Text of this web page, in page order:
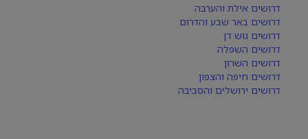
דרושים אילת והערבה
דרושים באר שבע והדרום
דרושים גוש דן
דרושים השפלה
דרושים השרון
דרושים חיפה והצפון
דרושים ירושלים והסביבה